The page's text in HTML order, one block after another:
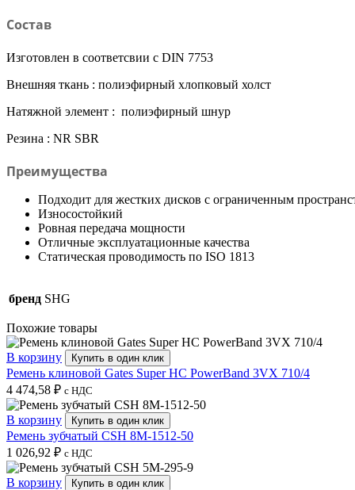
Состав
Изготовлен в соответсвии с DIN 7753
Внешняя ткань : полиэфирный хлопковый холст
Натяжной элемент : полиэфирный шнур
Резина : NR SBR
Преимущества
Подходит для жестких дисков с ограниченным
Износостойкий
Ровная передача мощности
Отличные эксплуатационные качества
Статическая проводимость по ISO 1813
бренд SHG
Похожие товары
В корзину Купить в один клик
Ремень клиновой Gates Super HC PowerBand 3VX 710/4
4 474,58 ₽ с НДС
В корзину Купить в один клик
Ремень зубчатый CSH 8M-1512-50
1 026,92 ₽ с НДС
В корзину Купить в один клик